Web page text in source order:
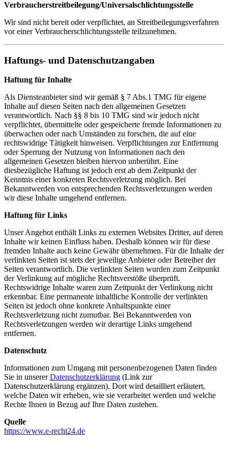
Verbraucherstreitbeilegung/Universalschlichtungsstelle
Wir sind nicht bereit oder verpflichtet, an Streitbeilegungsverfahren
vor einer Verbraucherschlichtungsstelle teilzunehmen.
Haftungs- und Datenschutzangaben
Haftung für Inhalte
Als Diensteanbieter sind wir gemäß § 7 Abs.1 TMG für eigene
Inhalte auf diesen Seiten nach den allgemeinen Gesetzen
verantwortlich. Nach §§ 8 bis 10 TMG sind wir jedoch nicht
verpflichtet, übermittelte oder gespeicherte fremde Informationen zu
überwachen oder nach Umständen zu forschen, die auf eine
rechtswidrige Tätigkeit hinweisen. Verpflichtungen zur Entfernung
oder Sperrung der Nutzung von Informationen nach den
allgemeinen Gesetzen bleiben hiervon unberührt. Eine
diesbezügliche Haftung ist jedoch erst ab dem Zeitpunkt der
Kenntnis einer konkreten Rechtsverletzung möglich. Bei
Bekanntwerden von entsprechenden Rechtsverletzungen werden
wir diese Inhalte umgehend entfernen.
Haftung für Links
Unser Angebot enthält Links zu externen Websites Dritter, auf deren
Inhalte wir keinen Einfluss haben. Deshalb können wir für diese
fremden Inhalte auch keine Gewähr übernehmen. Für die Inhalte der
verlinkten Seiten ist stets der jeweilige Anbieter oder Betreiber der
Seiten verantwortlich. Die verlinkten Seiten wurden zum Zeitpunkt
der Verlinkung auf mögliche Rechtsverstöße überprüft.
Rechtswidrige Inhalte waren zum Zeitpunkt der Verlinkung nicht
erkennbar. Eine permanente inhaltliche Kontrolle der verlinkten
Seiten ist jedoch ohne konkrete Anhaltspunkte einer
Rechtsverletzung nicht zumutbar. Bei Bekanntwerden von
Rechtsverletzungen werden wir derartige Links umgehend
entfernen.
Datenschutz
Informationen zum Umgang mit personenbezogenen Daten finden
Sie in unsererDatenschutzerklärung (Link zur
Datenschutzerklärung ergänzen). Dort wird detailliert erläutert,
welche Daten wir erheben, wie sie verarbeitet werden und welche
Rechte Ihnen in Bezug auf Ihre Daten zustehen.
Quelle
https://www.e-recht24.de